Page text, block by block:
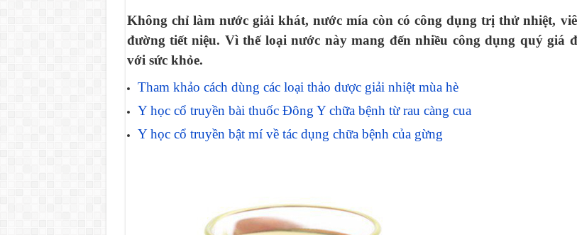
Không chỉ làm nước giải khát, nước mía còn có công dụng trị thử nhiệt,
đường tiết niệu. Vì thế loại nước này mang đến nhiều công dụng quý giá
với sức khỏe.
Tham khảo cách dùng các loại thảo dược giải nhiệt mùa hè
Y học cổ truyền bài thuốc Đông Y chữa bệnh từ rau càng cua
Y học cổ truyền bật mí về tác dụng chữa bệnh của gừng